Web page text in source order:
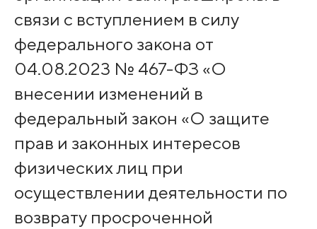
связи с вступлением в силу
федерального закона от
04.08.2023 № 467-ФЗ «О
внесении изменений в
федеральный закон «О защите
прав и законных интересов
физических лиц при
осуществлении деятельности по
возврату просроченной